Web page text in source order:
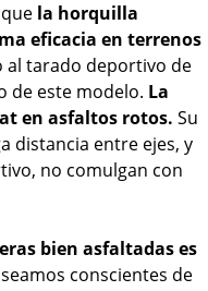
la horquilla
eficacia en terrenos
al tarado deportivo de
de este modelo. La
en asfaltos rotos. Su
distancia entre ejes, y
no comulgan con
bien asfaltadas es
conscientes de